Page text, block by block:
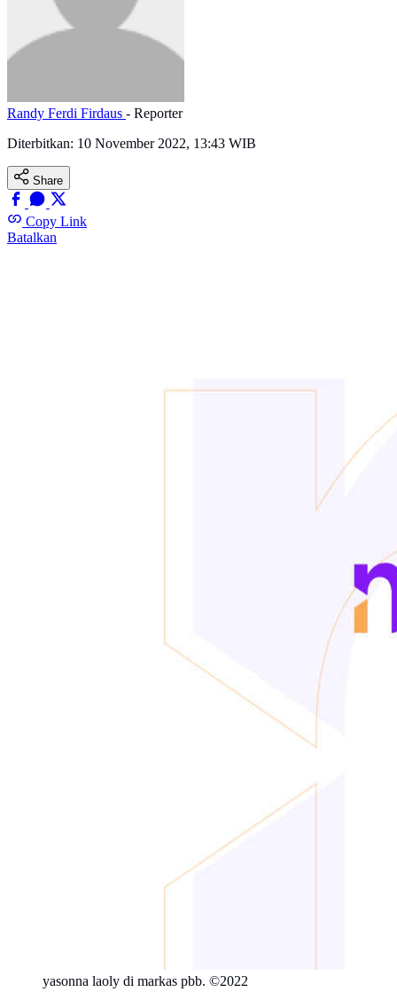
Randy Ferdi Firdaus - Reporter
Diterbitkan: 10 November 2022, 13:43 WIB
Share
Copy Link
Batalkan
yasonna laoly di markas pbb. ©2022